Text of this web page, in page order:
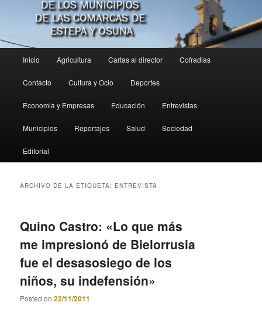
principal
Inicio Agricultura Cartas al director Cofradias
Contacto Cultura y Ocio Deportes
Economia y Empresas Educación Entrevistas
Municipios Reportajes Salud Sociedad
Editorial
ARCHIVO DE LA ETIQUETA: ENTREVISTA
Quino Castro: «Lo que más
me impresionó de Bielorrusia
fue el desasosiego de los
niños, su indefensión»
Posted on22/11/2011